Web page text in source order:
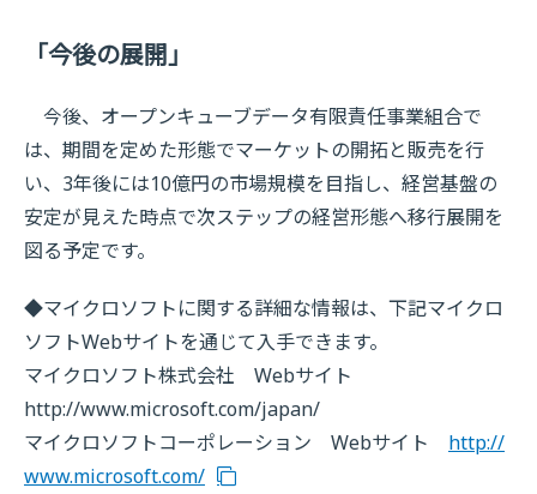
「今後の展開」
今後、オープンキューブデータ有限責任事業組合で
は、期間を定めた形態でマーケットの開拓と販売を行
い、3年後には10億円の市場規模を目指し、経営基盤の
安定が見えた時点で次ステップの経営形態へ移行展開を
図る予定です。
◆マイクロソフトに関する詳細な情報は、下記マイクロ
ソフトWebサイトを通じて入手できます。
マイクロソフト株式会社 Webサイト
http://www.microsoft.com/japan/
マイクロソフトコーポレーション Webサイト http://
www.microsoft.com/